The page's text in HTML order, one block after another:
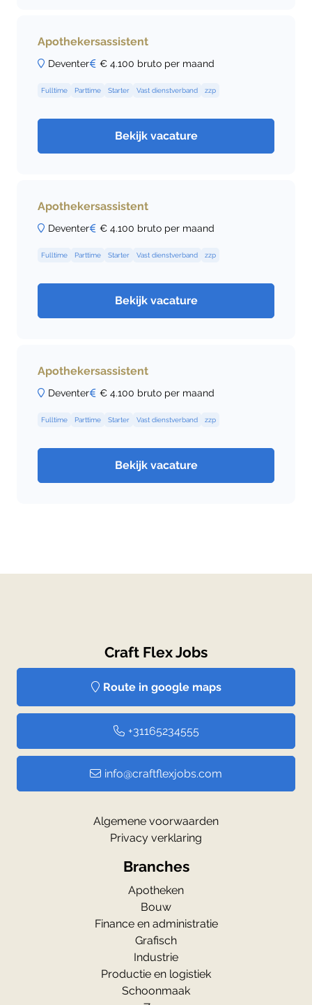
Apothekersassistent
Deventer € 4.100 bruto per maand
Fulltime Parttime Starter Vast dienstverband zzp
Bekijk vacature
Apothekersassistent
Deventer € 4.100 bruto per maand
Fulltime Parttime Starter Vast dienstverband zzp
Bekijk vacature
Apothekersassistent
Deventer € 4.100 bruto per maand
Fulltime Parttime Starter Vast dienstverband zzp
Bekijk vacature
Craft Flex Jobs
Route in google maps
+31165234555
info@craftflexjobs.com
Algemene voorwaarden
Privacy verklaring
Branches
Apotheken
Bouw
Finance en administratie
Grafisch
Industrie
Productie en logistiek
Schoonmaak